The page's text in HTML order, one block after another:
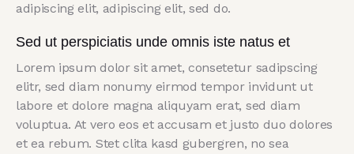
adipiscing elit, adipiscing elit, sed do.
Sed ut perspiciatis unde omnis iste natus et
Lorem ipsum dolor sit amet, consetetur sadipscing
elitr, sed diam nonumy eirmod tempor invidunt ut
labore et dolore magna aliquyam erat, sed diam
voluptua. At vero eos et accusam et justo duo dolores
et ea rebum. Stet clita kasd gubergren, no sea